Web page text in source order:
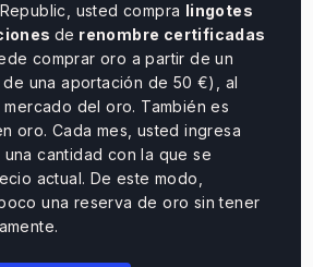
usted compra lingotes
de renombre certificadas
comprar oro a partir de un
una aportación de 50 €), al
del oro. También es
oro. Cada mes, usted ingresa
una cantidad con la que se
actual. De este modo,
una reserva de oro sin tener